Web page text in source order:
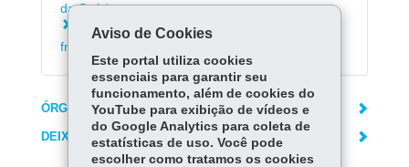
da Saúde
Consultar as respostas para as dúvidas mais
frequentes sobre o coronavírus (Covid-19)
ÓRGÃO RESPONSÁVEL
DEIXE SUA OPINIÃO
Aviso de Cookies
Este portal utiliza cookies
essenciais para garantir seu
funcionamento, além de cookies do
YouTube para exibição de vídeos e
do Google Analytics para coleta de
estatísticas de uso. Você pode
escolher como tratamos os cookies